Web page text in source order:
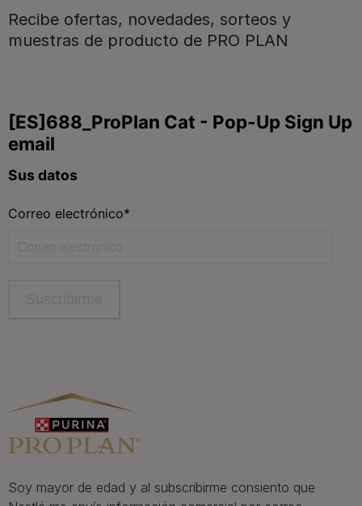
Recibe ofertas, novedades, sorteos y
muestras de producto de PRO PLAN
Soy mayor de edad y al subscribirme consiento que
Para nuestros socios
Síguenos
Aviso Legal Política General de Privacidad
Gestión de Derechos